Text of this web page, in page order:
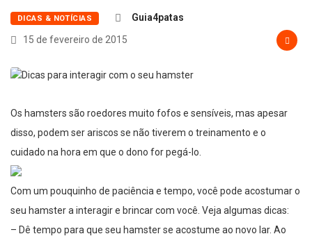
DICAS & NOTÍCIAS
Guia4patas
15 de fevereiro de 2015
Os hamsters são roedores muito fofos e sensíveis, mas apesar
disso, podem ser ariscos se não tiverem o treinamento e o
cuidado na hora em que o dono for pegá-lo.
Com um pouquinho de paciência e tempo, você pode acostumar o
seu hamster a interagir e brincar com você. Veja algumas dicas:
– Dê tempo para que seu hamster se acostume ao novo lar. Ao